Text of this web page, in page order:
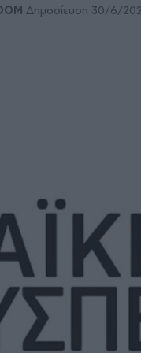
Δημοσίευση 30/6/